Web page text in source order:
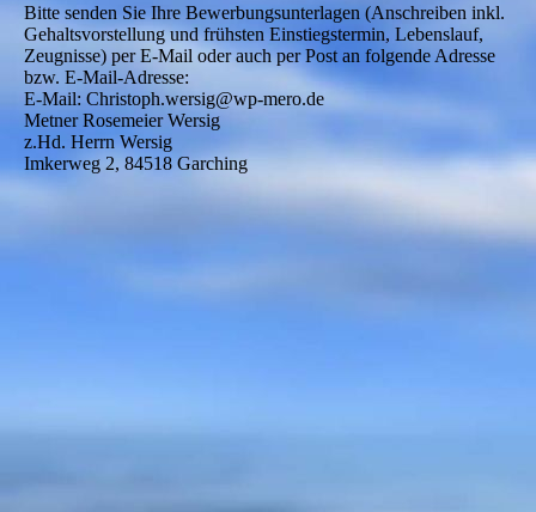
Bitte senden Sie Ihre Bewerbungsunterlagen (Anschreiben inkl.
Gehaltsvorstellung und frühsten Einstiegstermin, Lebenslauf,
Zeugnisse) per E-Mail oder auch per Post an folgende Adresse
bzw. E-Mail-Adresse:
E-Mail: Christoph.wersig@wp-mero.de
Metner Rosemeier Wersig
z.Hd. Herrn Wersig
Imkerweg 2, 84518 Garching